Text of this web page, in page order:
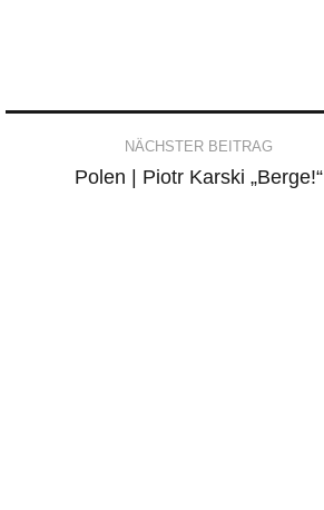
NÄCHSTER BEITRAG
Polen | Piotr Karski „Berge!“